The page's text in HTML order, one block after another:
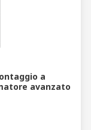
a
avanzato